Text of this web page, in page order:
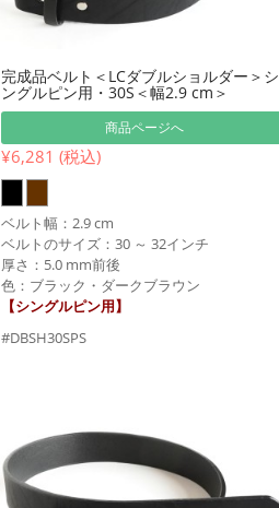
完成品ベルト＜LCダブルショルダー＞シ
ングルピン用・30S＜幅2.9 cm＞
商品ページへ
¥6,281 (税込)
ベルト幅：2.9 cm
ベルトのサイズ：30 ～ 32インチ
厚さ：5.0 mm前後
色：ブラック・ダークブラウン
【シングルピン用】
#DBSH30SPS